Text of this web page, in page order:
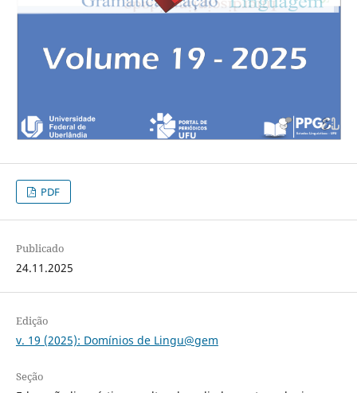
PDF
Publicado
24.11.2025
Edição
v. 19 (2025): Domínios de Lingu@gem
Seção